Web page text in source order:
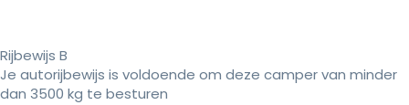
Rijbewijs B
Je autorijbewijs is voldoende om deze camper van minder
dan 3500 kg te besturen